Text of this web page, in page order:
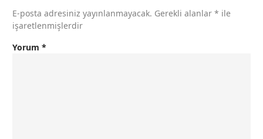
E-posta adresiniz yayınlanmayacak. Gerekli alanlar * ile
işaretlenmişlerdir
Yorum *